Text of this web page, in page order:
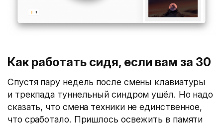
Как работать сидя, если вам за 30
Спустя пару недель после смены клавиатуры
и трекпада туннельный синдром ушёл. Но надо
сказать, что смена техники не единственное,
что сработало. Пришлось освежить в памяти